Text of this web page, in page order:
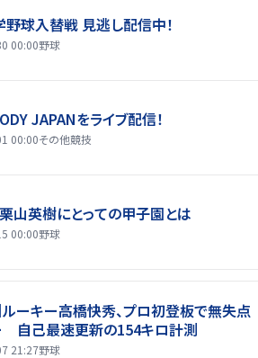
球入替戦 見逃し配信中！
00:00野球
JAPANをライブ配信！
00:00その他競技
山英樹にとっての甲子園とは
00:00野球
ルーキー高橋快秀、プロ初登板で無失点
自己最速更新の154キロ計測
21:27野球